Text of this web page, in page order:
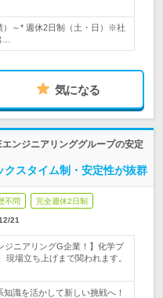
）～* 週休2日制（土・日）※社
…
気になる
ンジニアリンググループの安定
クスタイム制・安定性が抜群
不問 完全週休2日制
21
ジニアリングG企業！】化学プ
現場立ち上げまで関われます。
知識を活かして新しい挑戦へ！